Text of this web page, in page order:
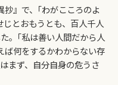
』で、｢わがこころのよ
とおもうとも、百人千人
。｢私は善い人間だから人
ば何をするかわからない存
まず、自分自身の危うさ